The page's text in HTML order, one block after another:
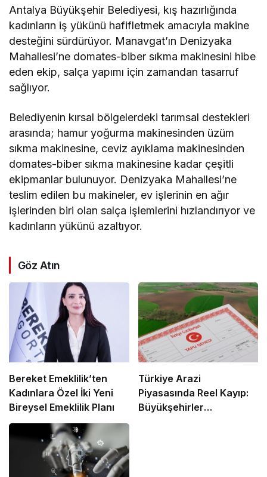
Antalya Büyükşehir Belediyesi, kış hazırlığında
kadınların iş yükünü hafifletmek amacıyla makine
desteğini sürdürüyor. Manavgat’ın Denizyaka
Mahallesi’ne domates-biber sıkma makinesini hibe
eden ekip, salça yapımı için zamandan tasarruf
sağlıyor.
Belediyenin kırsal bölgelerdeki tarımsal destekleri
arasında; hamur yoğurma makinesinden üzüm
sıkma makinesine, ceviz ayıklama makinesinden
domates-biber sıkma makinesine kadar çeşitli
ekipmanlar bulunuyor. Denizyaka Mahallesi’ne
teslim edilen bu makineler, ev işlerinin en ağır
işlerinden biri olan salça işlemlerini hızlandırıyor ve
kadınların yükünü azaltıyor.
Göz Atın
Bereket Emeklilik’ten
Kadınlara Özel İki Yeni
Bireysel Emeklilik Planı
Türkiye Arazi
Piyasasında Reel Kayıp:
Büyükşehirler